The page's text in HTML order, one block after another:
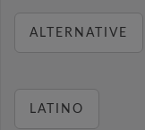
ALTERNATIVE
LATINO